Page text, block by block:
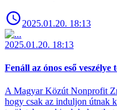
2025.01.20. 18:13
2025.01.20. 18:13
Fenáll az ónos eső veszélye
A Magyar Közút Nonprofit
hogy csak az induljon útnak